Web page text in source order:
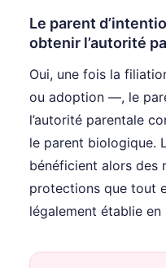
Le parent
obtenir l’autorité
Oui, une fois la
ou adoption —, le
l’autorité parentale
le parent biologique.
bénéficient alors des
protections que tout
légalement établie en